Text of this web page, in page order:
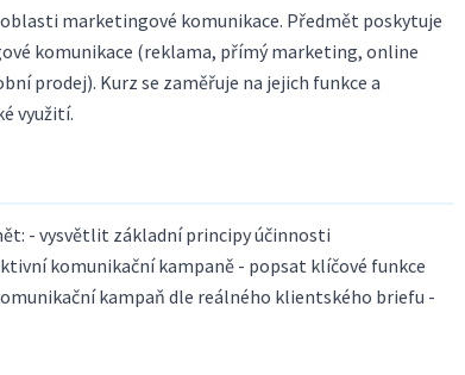
marketingové komunikace. Předmět poskytuje
komunikace (reklama, přímý marketing, online
prodej). Kurz se zaměřuje na jejich funkce a
využití.
- vysvětlit základní principy účinnosti
komunikační kampaně - popsat klíčové funkce
kampaň dle reálného klientského briefu -